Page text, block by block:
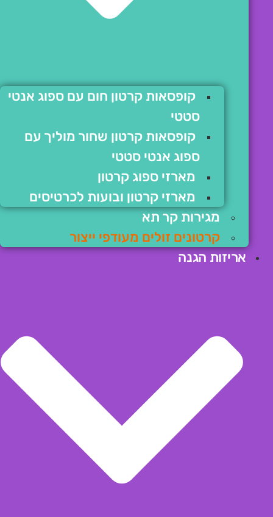
קופסאות קרטון חום עם ספוג אנטי
סטטי
קופסאות קרטון שחור מוליך עם
ספוג אנטי סטטי
מארזי ספוג קרטון
מארזי קרטון ובועות לכרטיסים
מגירות קר תא
קרטונים זולים מעודפי ייצור
אריזות הגנה